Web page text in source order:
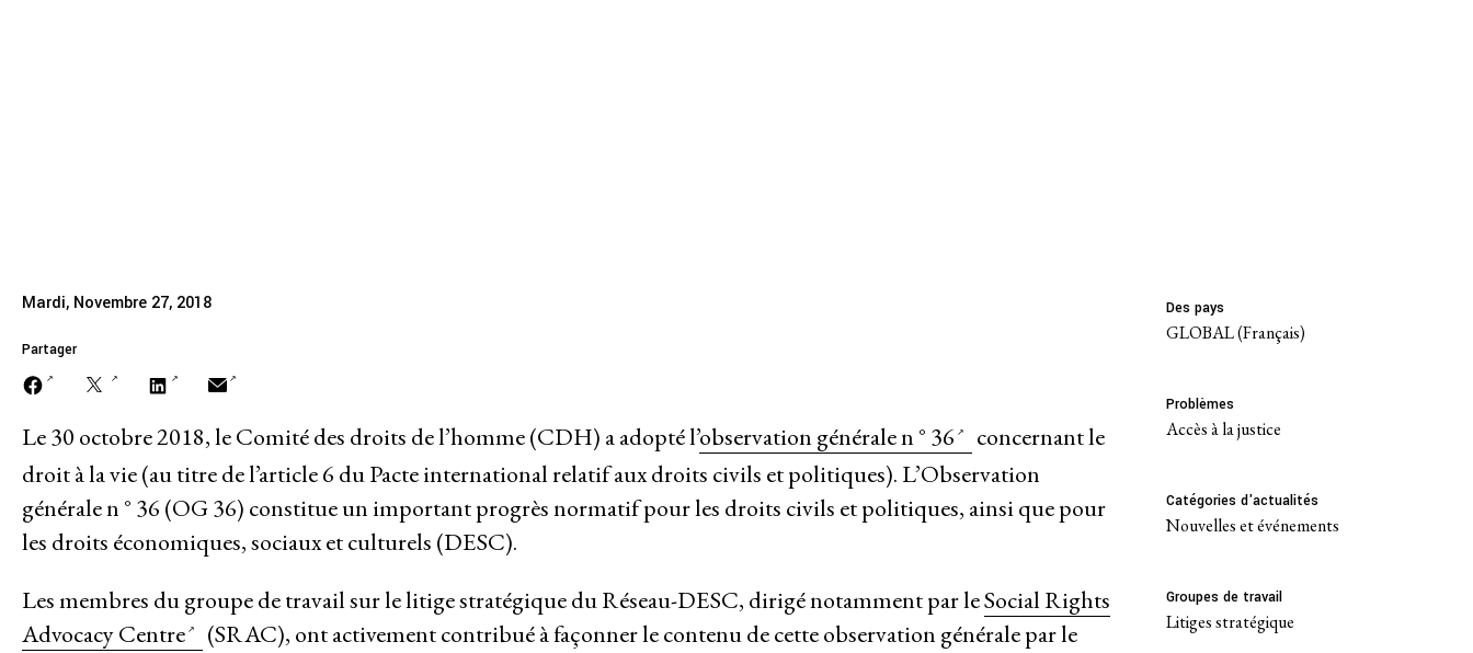
A PROPOS DE
Mission
Historique
Modèle de travail
Conseil d’administration et secrétariat
Rapports annuels
Mardi, Novembre 27, 2018
Partager
Le 30 octobre 2018, le Comité des droits de l’homme (CDH) a adopté l’observation générale n ° 36
concernant le
droit à la vie (au titre de l’article 6 du Pacte international relatif aux droits civils et politiques). L’Observation
générale n ° 36 (OG 36) constitue un important progrès normatif pour les droits civils et politiques, ainsi que pour
les droits économiques, sociaux et culturels (DESC).
Les membres du groupe de travail sur le litige stratégique du Réseau-DESC, dirigé notamment par leSocial Rights
Advocacy Centre
(SRAC), ont activement contribué à façonner le contenu de cette observation générale par le
Des pays
GLOBAL (Français)
Problèmes
Accès à la justice
Catégories d'actualités
Nouvelles et événements
Groupes de travail
Litiges stratégique